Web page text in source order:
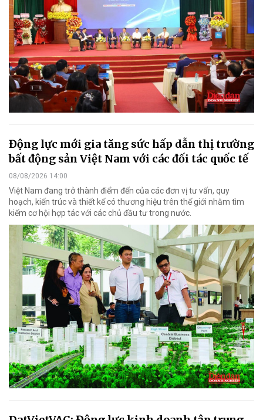
Động lực mới gia tăng sức hấp dẫn thị trường
bất động sản Việt Nam với các đối tác quốc tế
08/08/2026 14:00
Việt Nam đang trở thành điểm đến của các đơn vị tư vấn, quy
hoạch, kiến trúc và thiết kế có thương hiệu trên thế giới nhằm tìm
kiếm cơ hội hợp tác với các chủ đầu tư trong nước.